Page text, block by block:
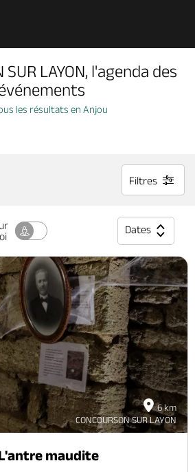
en ligne
de tourisme Comment venir ? Ecrivez-nous
SUR LAYON, l'agenda des
les résultats en Anjou
Filtres
Dates
6 km
CONCOURSON SUR LAYON
maudite